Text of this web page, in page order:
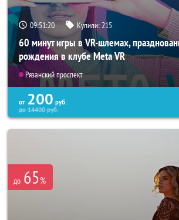
09:51:19 Купили: 215
60 минут игры в VR-шлемах,
рождения в клубе Meta VR
Рязанский проспект
от 200 руб.
до14400руб.
до 65%